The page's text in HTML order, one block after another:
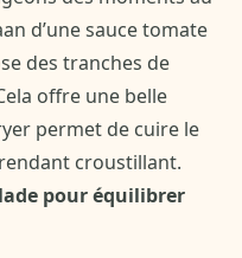
d’une sauce tomate
des tranches de
offre une belle
permet de cuire le
croustillant.
pour équilibrer